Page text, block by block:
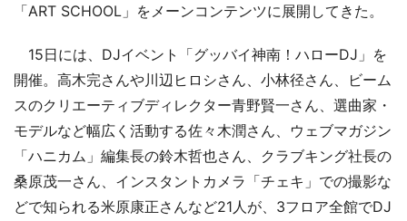
「ART SCHOOL」をメーンコンテンツに展開してきた。
15日には、DJイベント「グッバイ神南！ハローDJ」を
開催。高木完さんや川辺ヒロシさん、小林径さん、ビーム
スのクリエーティブディレクター青野賢一さん、選曲家・
モデルなど幅広く活動する佐々木潤さん、ウェブマガジン
「ハニカム」編集長の鈴木哲也さん、クラブキング社長の
桑原茂一さん、インスタントカメラ「チェキ」での撮影な
どで知られる米原康正さんなど21人が、3フロア全館でDJ